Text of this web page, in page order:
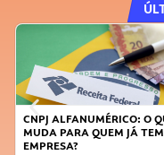
CNPJ ALFANUMÉRICO: O
MUDA PARA QUEM JÁ TEM
EMPRESA?